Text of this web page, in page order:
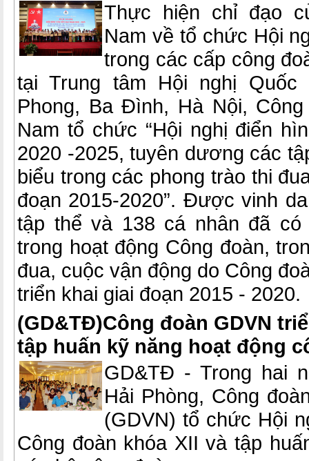
Thực hiện chỉ đạo
Nam về tổ chức Hội
trong các cấp công
tại Trung tâm Hội nghị
Phong, Ba Đình, Hà Nội,
Nam tổ chức “Hội nghị điển
2020 -2025, tuyên dương các
biểu trong các phong trào thi
đoạn 2015-2020”. Được vinh
tập thể và 138 cá nhân đã
trong hoạt động Công đoàn,
đua, cuộc vận động do Công
triển khai giai đoạn 2015 - 2020.
(GD&TĐ)Công đoàn GDVN
tập huấn kỹ năng hoạt động
GD&TĐ - Trong hai
Hải Phòng, Công
(GDVN) tổ chức Hội
Công đoàn khóa XII và tập